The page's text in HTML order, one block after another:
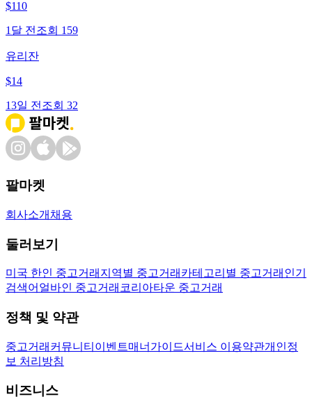
$110
1달 전 조회 159
유리잔
$14
13일 전 조회 32
팔마켓
회사소개 채용
둘러보기
미국 한인 중고거래 지역별 중고거래 카테고리별 중고거래 인기
검색어 얼바인 중고거래 코리아타운 중고거래
정책 및 약관
중고거래 커뮤니티 이벤트매너가이드서비스 이용약관개인정
보 처리방침
비즈니스